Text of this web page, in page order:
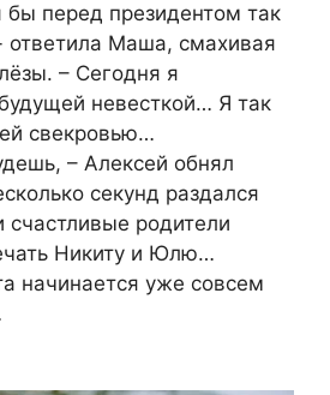
перед президентом так
ответила Маша, смахивая
– Сегодня я
невесткой… Я так
свекровью…
– Алексей обнял
секунд раздался
счастливые родители
Никиту и Юлю…
начинается уже совсем